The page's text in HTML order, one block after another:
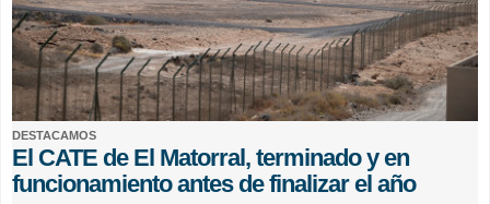
DESTACAMOS
El CATE de El Matorral, terminado y en
funcionamiento antes de finalizar el año